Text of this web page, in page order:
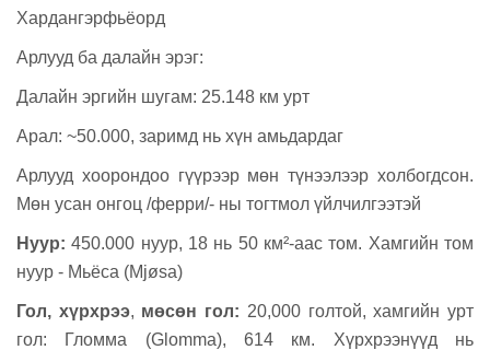
Хардангэрфьёорд
Арлууд ба далайн эрэг:
Далайн эргийн шугам: 25.148 км урт
Арал: ~50.000, заримд нь хүн амьдардаг
Арлууд хоорондоо гүүрээр мөн түнээлээр холбогдсон.
Мөн усан онгоц /ферри/- ны тогтмол үйлчилгээтэй
Нуур: 450.000 нуур, 18 нь 50 км²-аас том. Хамгийн том
нуур - Мьёса (Mjøsa)
Гол, хүрхрээ, мөсөн гол: 20,000 голтoй, хамгийн урт
гол: Гломма (Glomma), 614 км. Xүрхрээнүүд нь